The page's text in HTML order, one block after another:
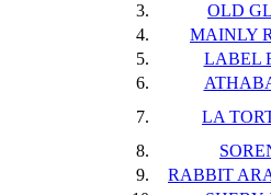
3.
OLD
4.
MAINLY
5.
LABEL
6.
7.
LA
8.
9.
RABBIT